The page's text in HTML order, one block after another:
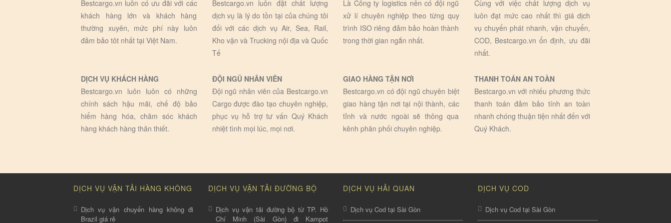
Bestcargo.vn luôn có ưu đãi với các
khách hàng lớn và khách hàng
thường xuyên, mức phí này luôn
đảm bảo tôt nhất tại Việt Nam.
Bestcargo.vn luôn đặt chất lượng
dịch vụ là lý do tồn tại của chúng tôi
đối với các dịch vụ Air, Sea, Rail,
Kho vận và Trucking nội địa và Quốc
Tế
Là Công ty logistics nên có đội ngũ
xử lí chuyên nghiệp theo từng quy
trình ISO riêng đảm bảo hoàn thành
trong thời gian ngắn nhất.
Cùng với việc chất lượng dịch vụ
luôn đạt mức cao nhất thì giá dịch
vụ chuyển phát nhanh, vận chuyển,
COD, Bestcargo.vn ổn định, ưu đãi
nhất.
DỊCH VỤ KHÁCH HÀNG
Bestcargo.vn luôn luôn có những
chính sách hậu mãi, chế độ bảo
hiểm hàng hóa, chăm sóc khách
hàng khách hàng thân thiết.
ĐỘI NGŨ NHÂN VIÊN
Đội ngũ nhân viên của Bestcargo.vn
Cargo được đào tạo chuyên nghiệp,
phục vụ hỗ trợ tư vấn Quý Khách
nhiệt tình mọi lúc, mọi nơi.
GIAO HÀNG TẬN NƠI
Bestcargo.vn có đội ngũ chuyên biệt
giao hàng tận nơi tại nội thành, các
tỉnh và nước ngoài sẽ thông qua
kênh phân phối chuyên nghiệp.
THANH TOÁN AN TOÀN
Bestcargo.vn với nhiếu phương thức
thanh toán đảm bảo tính an toàn
nhanh chóng thuận tiện nhất đến với
Quý Khách.
DỊCH VỤ VẬN TẢI HÀNG KHÔNG
Dịch vụ vận chuyển hàng không đi
Brazil giá rẻ
DỊCH VỤ VẬN TẢI ĐƯỜNG BỘ
Dịch vụ vận tải đường bộ từ TP. Hồ
Chí Minh (Sài Gòn) đi Kampot
DỊCH VỤ HẢI QUAN
Dịch vụ Cod tại Sài Gòn
DỊCH VỤ COD
Dịch vụ Cod tại Sài Gòn